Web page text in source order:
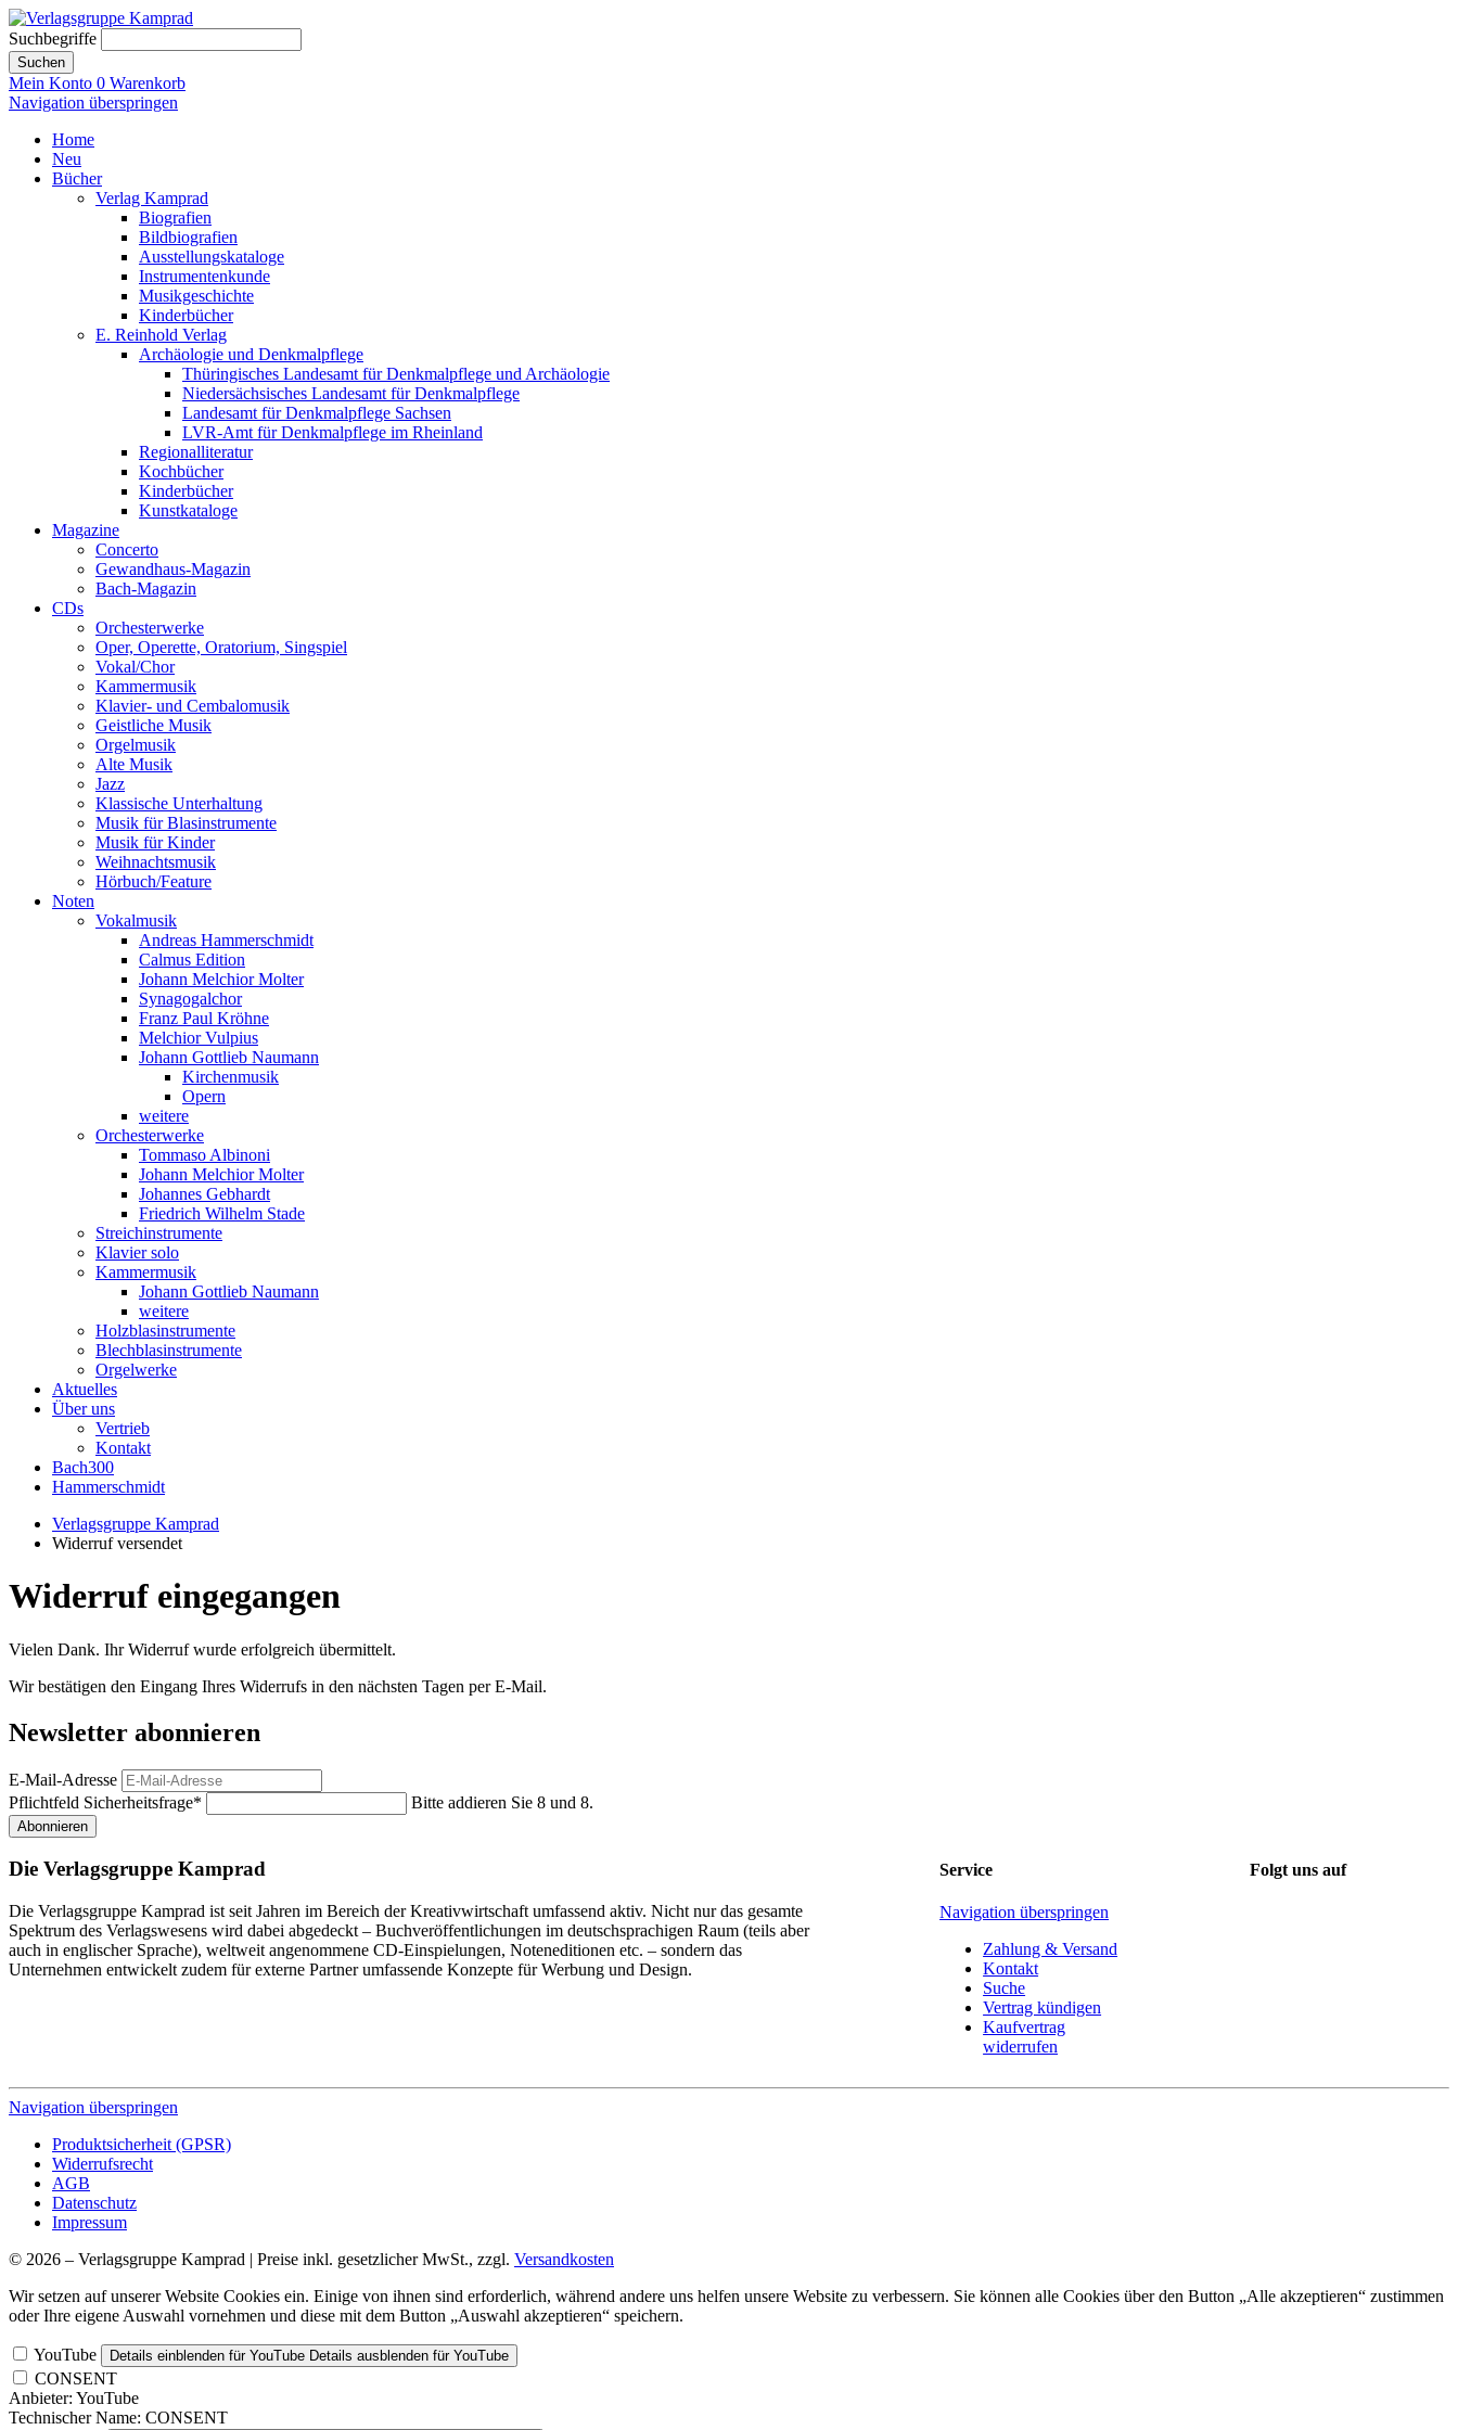
Suchbegriffe
Suchen
Mein Konto 0 Warenkorb
Navigation überspringen
Home
Neu
Bücher
Verlag Kamprad
Biografien
Bildbiografien
Ausstellungskataloge
Instrumentenkunde
Musikgeschichte
Kinderbücher
E. Reinhold Verlag
Archäologie und Denkmalpflege
Thüringisches Landesamt für Denkmalpflege und Archäologie
Niedersächsisches Landesamt für Denkmalpflege
Landesamt für Denkmalpflege Sachsen
LVR-Amt für Denkmalpflege im Rheinland
Regionalliteratur
Kochbücher
Kinderbücher
Kunstkataloge
Magazine
Concerto
Gewandhaus-Magazin
Bach-Magazin
CDs
Orchesterwerke
Oper, Operette, Oratorium, Singspiel
Vokal/Chor
Kammermusik
Klavier- und Cembalomusik
Geistliche Musik
Orgelmusik
Alte Musik
Jazz
Klassische Unterhaltung
Musik für Blasinstrumente
Musik für Kinder
Weihnachtsmusik
Hörbuch/Feature
Noten
Vokalmusik
Andreas Hammerschmidt
Calmus Edition
Johann Melchior Molter
Synagogalchor
Franz Paul Kröhne
Melchior Vulpius
Johann Gottlieb Naumann
Kirchenmusik
Opern
weitere
Orchesterwerke
Tommaso Albinoni
Johann Melchior Molter
Johannes Gebhardt
Friedrich Wilhelm Stade
Streichinstrumente
Klavier solo
Kammermusik
Johann Gottlieb Naumann
weitere
Holzblasinstrumente
Blechblasinstrumente
Orgelwerke
Aktuelles
Über uns
Vertrieb
Kontakt
Bach300
Hammerschmidt
Verlagsgruppe Kamprad
Widerruf versendet
Widerruf eingegangen
Vielen Dank. Ihr Widerruf wurde erfolgreich übermittelt.
Wir bestätigen den Eingang Ihres Widerrufs in den nächsten Tagen per E-Mail.
Newsletter abonnieren
E-Mail-Adresse
Pflichtfeld Sicherheitsfrage* Bitte addieren Sie 8 und 8.
Abonnieren
Die Verlagsgruppe Kamprad
Die Verlagsgruppe Kamprad ist seit Jahren im Bereich der Kreativwirtschaft umfassend aktiv. Nicht nur das gesamte
Spektrum des Verlagswesens wird dabei abgedeckt – Buchveröffentlichungen im deutschsprachigen Raum (teils aber
auch in englischer Sprache), weltweit angenommene CD-Einspielungen, Noteneditionen etc. – sondern das
Unternehmen entwickelt zudem für externe Partner umfassende Konzepte für Werbung und Design.
Service
Navigation überspringen
Zahlung & Versand
Kontakt
Suche
Vertrag kündigen
Kaufvertrag
widerrufen
Folgt uns auf
Navigation überspringen
Produktsicherheit (GPSR)
Widerrufsrecht
AGB
Datenschutz
Impressum
© 2026 – Verlagsgruppe Kamprad | Preise inkl. gesetzlicher MwSt., zzgl. Versandkosten
Wir setzen auf unserer Website Cookies ein. Einige von ihnen sind erforderlich, während andere uns helfen unsere Website zu verbessern. Sie können alle Cookies über den Button „Alle akzeptieren“ zustimmen
oder Ihre eigene Auswahl vornehmen und diese mit dem Button „Auswahl akzeptieren“ speichern.
YouTube Details einblenden für YouTube Details ausblenden für YouTube
CONSENT
Anbieter: YouTube
Technischer Name: CONSENT